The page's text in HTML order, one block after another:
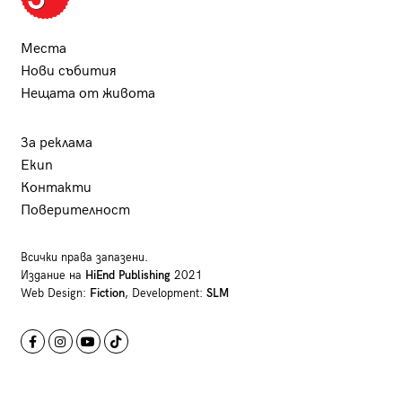
Места
Нови събития
Нещата от живота
За реклама
Екип
Контакти
Поверителност
Всички права запазени.
Издание на HiEnd Publishing2021
Web Design: Fiction, Development: SLM